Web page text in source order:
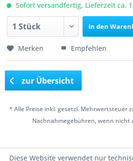
Sofort versandfertig, Lieferzeit ca.
In den
Merken Empfehlen
zur Übersicht
* Alle Preise inkl. gesetzl. Mehrwertsteuer
Nachnahmegebühren, wenn nicht
Diese Website verwendet nur